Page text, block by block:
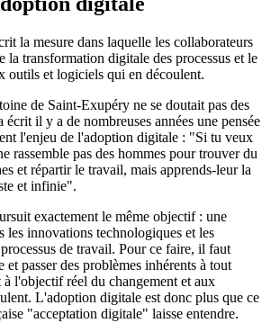
la mesure dans laquelle les collaborateurs
la transformation digitale des processus et le
outils et logiciels qui en découlent.
de Saint-Exupéry ne se doutait pas des
il y a de nombreuses années une pensée
l'enjeu de l'adoption digitale : "Si tu veux
rassemble pas des hommes pour trouver du
et répartir le travail, mais apprends-leur la
et infinie".
exactement le même objectif : une
les innovations technologiques et les
de travail. Pour ce faire, il faut
et passer des problèmes inhérents à tout
l'objectif réel du changement et aux
L'adoption digitale est donc plus que ce
"acceptation digitale" laisse entendre.